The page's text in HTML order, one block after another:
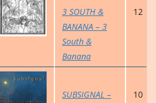
3 SOUTH &
BANANA – 3
South &
Banana
12
SUBSIGNAL –
10